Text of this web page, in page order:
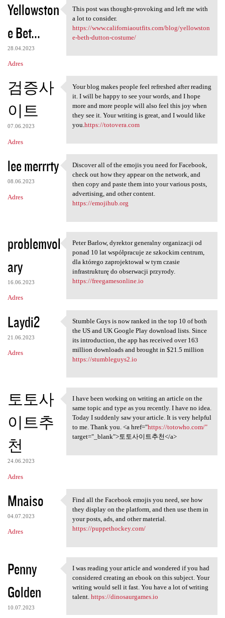
Yellowston
e Bet...
28.04.2023
Adres
This post was thought
This post was thought-provoking and left me with
a lot to consider.
https://www.californiaoutfits.com/blog/yellowston
e-beth-dutton-costume/
검증사
이트
07.06.2023
Adres
Your blog makes people feel
Your blog makes people feel refreshed after reading
it. I will be happy to see your words, and I hope
more and more people will also feel this joy when
they see it. Your writing is great, and I would like
you.https://totovera.com
lee merrrty
08.06.2023
Adres
Discover all of the emojis
Discover all of the emojis you need for Facebook,
check out how they appear on the network, and
then copy and paste them into your various posts,
advertising, and other content.
https://emojihub.org
problemvol
ary
16.06.2023
Adres
Peter Barlow, dyrektor
Peter Barlow, dyrektor generalny organizacji od
ponad 10 lat współpracuje ze szkockim centrum,
dla którego zaprojektował w tym czasie
infrastrukturę do obserwacji przyrody.
https://freegamesonline.io
Laydi2
21.06.2023
Adres
Stumble Guys is now ranked in
Stumble Guys is now ranked in the top 10 of both
the US and UK Google Play download lists. Since
its introduction, the app has received over 163
million downloads and brought in $21.5 million
https://stumbleguys2.io
토토사
이트추
천
24.06.2023
Adres
I have been working on
I have been working on writing an article on the
same topic and type as you recently. I have no idea.
Today I suddenly saw your article. It is very helpful
to me. Thank you. <a href="https://totowho.com/"
target="_blank">토토사이트추천</a>
Mnaiso
04.07.2023
Adres
Find all the Facebook emojis
Find all the Facebook emojis you need, see how
they display on the platform, and then use them in
your posts, ads, and other material.
https://puppethockey.com/
Penny
Golden
10.07.2023
I was reading your article
I was reading your article and wondered if you had
considered creating an ebook on this subject. Your
writing would sell it fast. You have a lot of writing
talent. https://dinosaurgames.io